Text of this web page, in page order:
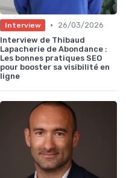
Interview •
26/03/2026
Interview de Thibaud
Lapacherie de Abondance :
Les bonnes pratiques SEO
pour booster sa visibilité en
ligne